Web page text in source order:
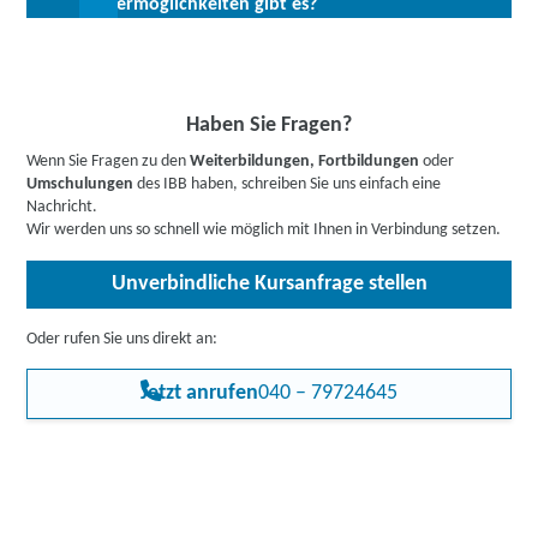
zur Abklärung ihrer individuellen Teilnahmevoraussetzungen zur
Arbeitsmarkt mit unterschiedlichen Qualifikationsstufen
Fördermöglichkeiten gibt es?
hiergerne vorab über Förderprogramme,
Arbeitssuchende ,Berufstätige,Unternehmenoder
Rehabilitand:innen.
Haben Sie Fragen?
Wenn Sie Fragen zu denWeiterbildungen, Fortbildungen oder
Umschulungen des IBB haben, schreiben Sie uns einfach eine
Nachricht.
Wir werden uns so schnell wie möglich mit Ihnen in Verbindung setzen.
Unverbindliche Kursanfrage stellen
Oder rufen Sie uns direkt an:
Jetzt anrufen040 – 79724645